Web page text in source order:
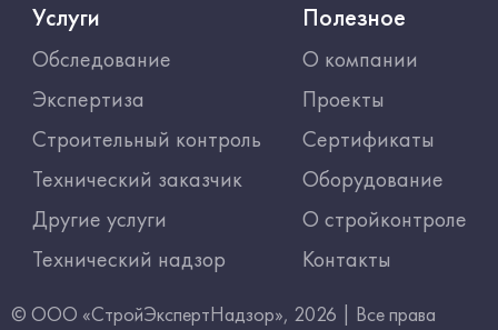
Услуги
Обследование
Экспертиза
Строительный контроль
Технический заказчик
Другие услуги
Технический надзор
Полезное
О компании
Проекты
Сертификаты
Оборудование
О стройконтроле
Контакты
© ООО «СтройЭкспертНадзор», 2026 | Все права